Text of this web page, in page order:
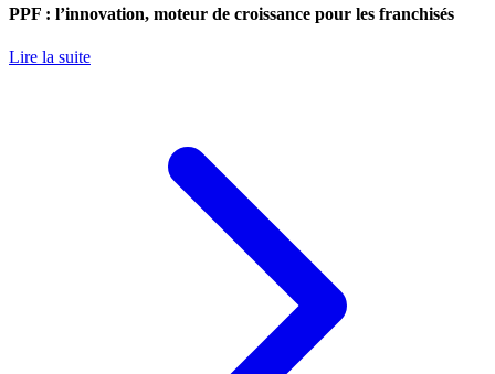
PPF : l’innovation, moteur de croissance pour les franchisés
Lire la suite